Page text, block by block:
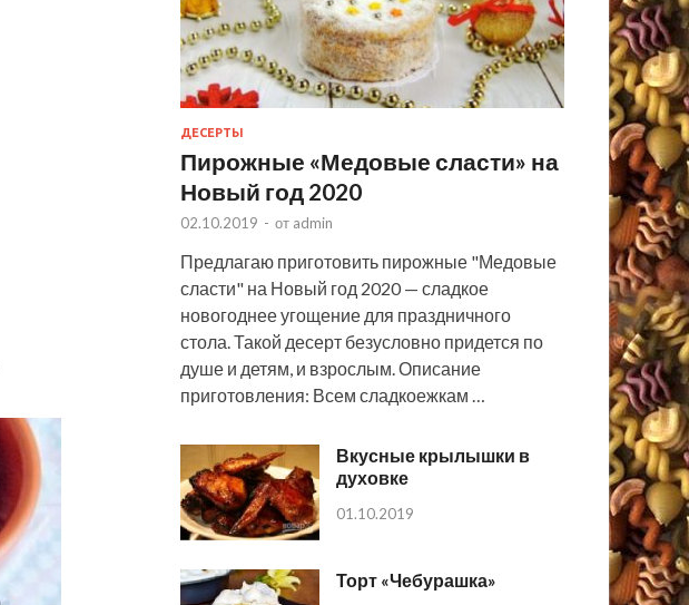
ДЕСЕРТЫ
Пирожные «Медовые сласти» на
Новый год 2020
02.10.2019 - от admin
Предлагаю приготовить пирожные "Медовые
сласти" на Новый год 2020 — сладкое
новогоднее угощение для праздничного
стола. Такой десерт безусловно придется по
душе и детям, и взрослым. Описание
приготовления: Всем сладкоежкам …
Вкусные крылышки в
духовке
01.10.2019
Торт «Чебурашка»